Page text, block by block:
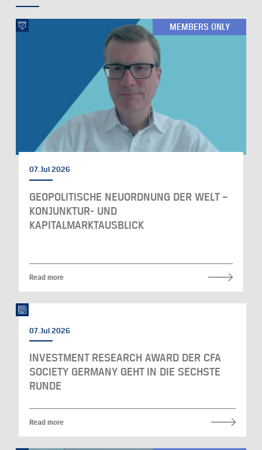
MEMBERS ONLY
07. Jul 2026
GEOPOLITISCHE NEUORDNUNG DER WELT –
KONJUNKTUR- UND
KAPITALMARKTAUSBLICK
Read more
07. Jul 2026
INVESTMENT RESEARCH AWARD DER CFA
SOCIETY GERMANY GEHT IN DIE SECHSTE
RUNDE
Read more